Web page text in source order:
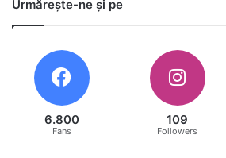
Urmărește-ne și pe
6.800
Fans
109
Followers